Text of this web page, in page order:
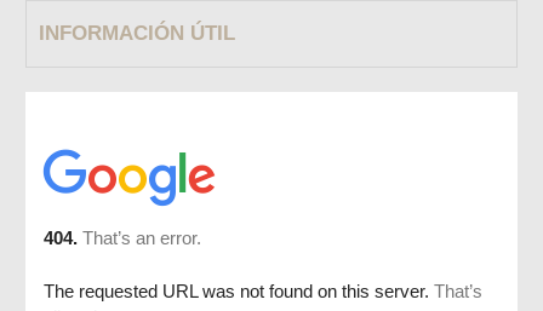
INFORMACIÓN ÚTIL